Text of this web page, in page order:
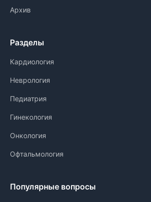
Архив
Разделы
Кардиология
Неврология
Педиатрия
Гинекология
Онкология
Офтальмология
Популярные вопросы